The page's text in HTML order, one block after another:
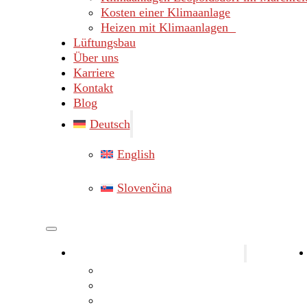
Kosten einer Klimaanlage
Heizen mit Klimaanlagen
Lüftungsbau
Über uns
Karriere
Kontakt
Blog
Deutsch
English
Slovenčina